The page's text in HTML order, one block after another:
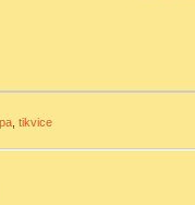
tikvice